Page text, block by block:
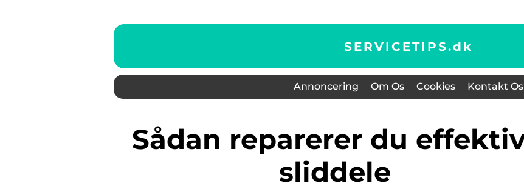
SERVICETIPS.dk
Annoncering Om Os Cookies Kontakt Os
Sådan reparerer du effektivt
sliddele